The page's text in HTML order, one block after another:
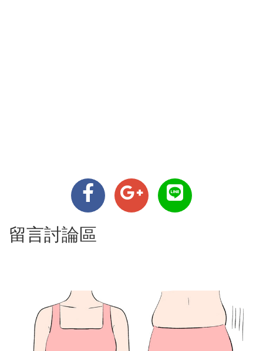
留言討論區